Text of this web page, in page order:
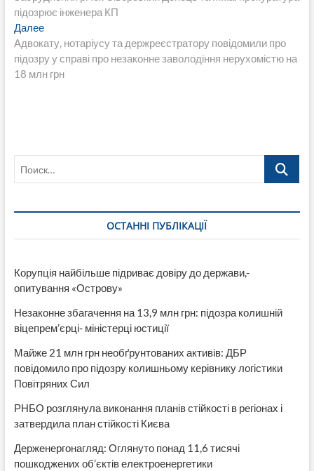
по
записям
підозрює інженера КП
ДалееСледующая
запись:
Адвокату, нотаріусу та держреєстратору повідомили про
підозру у справі про незаконне заволодіння нерухомістю на
18 млн грн
Поиск…
ОСТАННІ ПУБЛІКАЦІЇ
Корупція найбільше підриває довіру до держави,-
опитування «Острову»
Незаконне збагачення на 13,9 млн грн: підозра колишній
віцепрем’єрці- міністерці юстиції
Майже 21 млн грн необґрунтованих активів: ДБР
повідомило про підозру колишньому керівнику логістики
Повітряних Сил
РНБО розглянула виконання планів стійкості в регіонах і
затвердила план стійкості Києва
Держенергонагляд: Оглянуто понад 11,6 тисячі
пошкоджених об’єктів електроенергетики